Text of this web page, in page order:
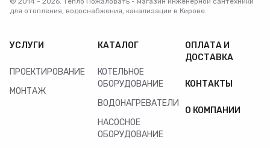
для отопления, водоснабжения, канализации в Кирове.
УСЛУГИ
ПРОЕКТИРОВАНИЕ
МОНТАЖ
КАТАЛОГ
КОТЕЛЬНОЕ
ОБОРУДОВАНИЕ
ВОДОНАГРЕВАТЕЛИ
НАСОСНОЕ
ОБОРУДОВАНИЕ
ОПЛАТА И
ДОСТАВКА
КОНТАКТЫ
О КОМПАНИИ